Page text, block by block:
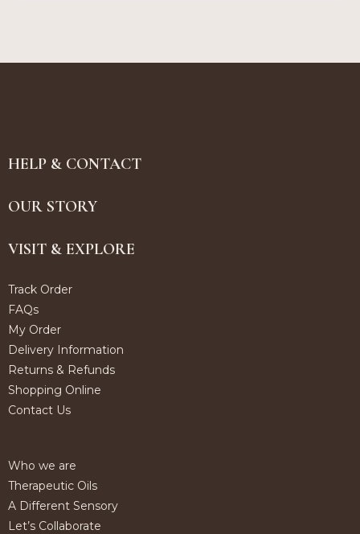
HELP & CONTACT
OUR STORY
VISIT & EXPLORE
Track Order
FAQs
My Order
Delivery Information
Returns & Refunds
Shopping Online
Contact Us
Who we are
Therapeutic Oils
A Different Sensory
Let’s Collaborate